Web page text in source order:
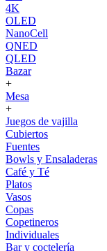
4K
OLED
NanoCell
QNED
QLED
Bazar
+
Mesa
+
Juegos de vajilla
Cubiertos
Fuentes
Bowls y Ensaladeras
Café y Té
Platos
Vasos
Copas
Copetineros
Individuales
Bar y coctelería